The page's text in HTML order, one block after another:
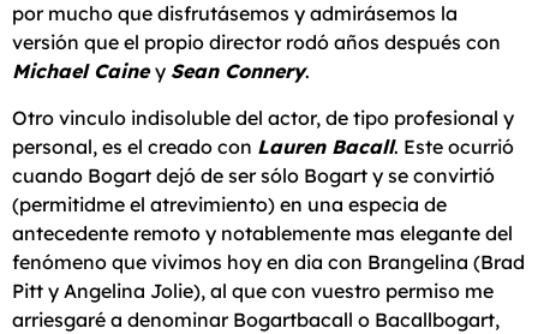
por mucho que disfrutásemos y admirásemos la
versión que el propio director rodó años después con
Michael Cainey Sean Connery.
Otro vinculo indisoluble del actor, de tipo profesional y
personal, es el creado con Lauren Bacall. Este ocurrió
cuando Bogart dejó de ser sólo Bogart y se convirtió
(permitidme el atrevimiento) en una especia de
antecedente remoto y notablemente mas elegante del
fenómeno que vivimos hoy en dia con Brangelina (Brad
Pitt y Angelina Jolie), al que con vuestro permiso me
arriesgaré a denominar Bogartbacall o Bacallbogart,